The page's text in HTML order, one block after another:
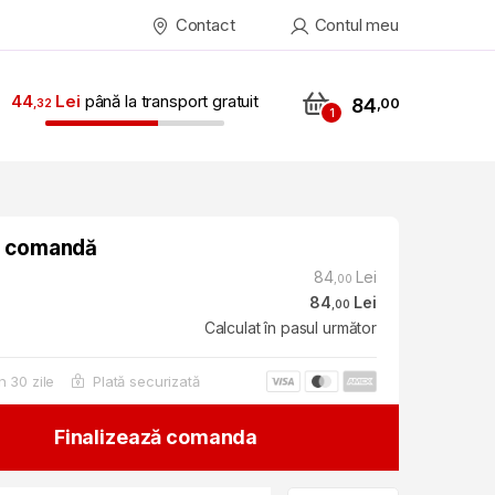
Contact Contul meu
44 32 Lei până la transport gratuit
1 84 00
Prețul Sângelui quantity
comandă
84 00 Lei
84 00 Lei
Calculat în pasul următor
Finalizează comanda
30 zile Plată securizată